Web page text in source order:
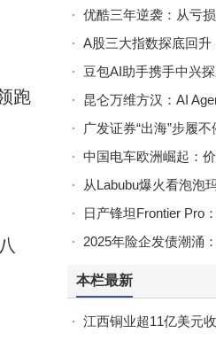
更
云
移
代
其
度
跑
优酷三年逆袭：从亏损到三连盈，长视
A股三大指数探底回升，大金融领涨
豆包AI助手携手中兴探新路，AI与手
昆仑万维方汉：AI Agent企业落地关
广发证券“出海”步履不停：三地联动筑
中国电车欧洲崛起：价格与特色双
从Labubu爆火看泡泡玛特：潮玩
日产锋坦Frontier Pro：汽油柴油插
2025年险企发债潮涌：发新还旧
本栏最新
江西铜业超11亿美元收购SolGold 获